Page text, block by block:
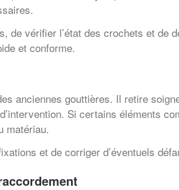
de vérifier l’état des crochets et de
et conforme.
anciennes gouttières. Il retire
Si certains éléments
matériau.
et de corriger d’éventuels